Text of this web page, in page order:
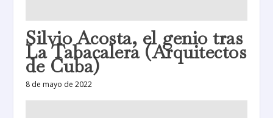
Silvio Acosta, el genio tras
La Tabacalera (Arquitectos
de Cuba)
8 de mayo de 2022